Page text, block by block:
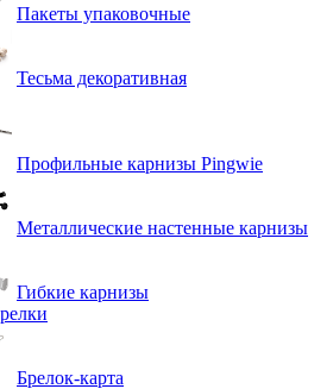
Пакеты упаковочные
Тесьма декоративная
Профильные карнизы Pingwie
Металлические настенные карнизы
Гибкие карнизы
Брелок-карта